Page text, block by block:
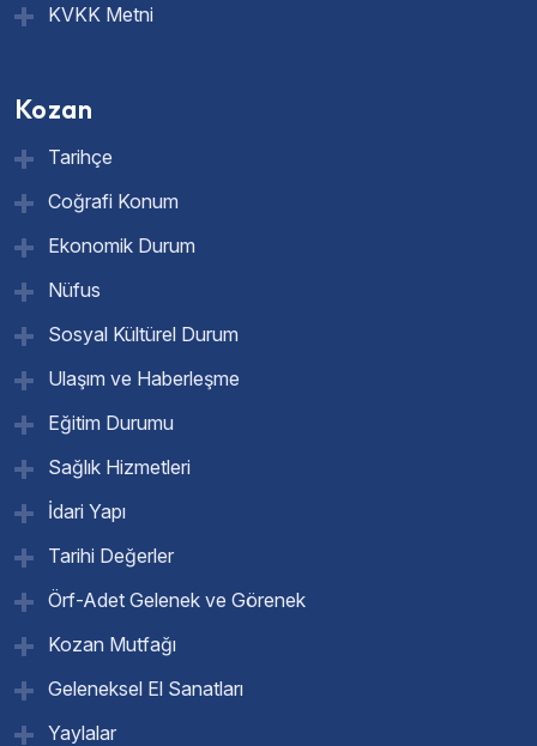
KVKK Metni
Kozan
Tarihçe
Coğrafi Konum
Ekonomik Durum
Nüfus
Sosyal Kültürel Durum
Ulaşım ve Haberleşme
Eğitim Durumu
Sağlık Hizmetleri
İdari Yapı
Tarihi Değerler
Örf-Adet Gelenek ve Görenek
Kozan Mutfağı
Geleneksel El Sanatları
Yaylalar